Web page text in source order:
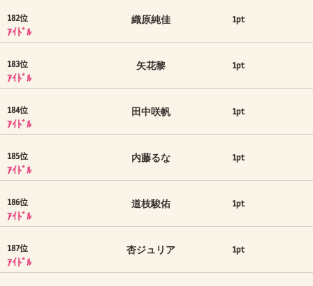
182位
ｱｲﾄﾞﾙ
織原純佳 1pt
183位
ｱｲﾄﾞﾙ
矢花黎 1pt
184位
ｱｲﾄﾞﾙ
田中咲帆 1pt
185位
ｱｲﾄﾞﾙ
内藤るな 1pt
186位
ｱｲﾄﾞﾙ
道枝駿佑 1pt
187位
ｱｲﾄﾞﾙ
杏ジュリア 1pt